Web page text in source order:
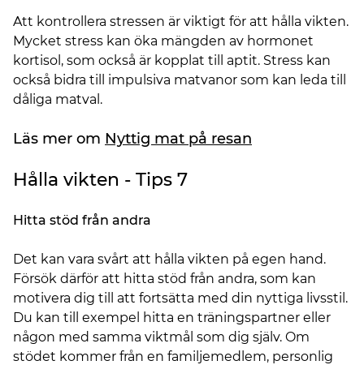
Att kontrollera stressen är viktigt för att hålla vikten.
Mycket stress kan öka mängden av hormonet
kortisol, som också är kopplat till aptit. Stress kan
också bidra till impulsiva matvanor som kan leda till
dåliga matval.
Läs mer om Nyttig mat på resan
Hålla vikten - Tips 7
Hitta stöd från andra
Det kan vara svårt att hålla vikten på egen hand.
Försök därför att hitta stöd från andra, som kan
motivera dig till att fortsätta med din nyttiga livsstil.
Du kan till exempel hitta en träningspartner eller
någon med samma viktmål som dig själv. Om
stödet kommer från en familjemedlem, personlig